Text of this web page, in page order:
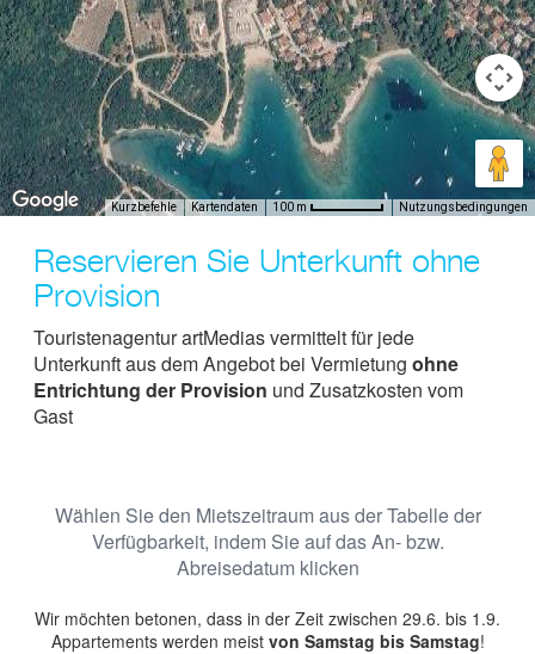
Kurzbefehle Kartendaten 100 m Nutzungsbedingungen
Reservieren Sie Unterkunft ohne
Provision
Touristenagentur artMedias vermittelt für jede
Unterkunft aus dem Angebot bei Vermietung ohne
Entrichtung der Provision und Zusatzkosten vom
Gast
Wählen Sie den Mietszeitraum aus der Tabelle der
Verfügbarkeit, indem Sie auf das An- bzw.
Abreisedatum klicken
Wir möchten betonen, dass in der Zeit zwischen 29.6. bis 1.9.
Appartements werden meist von Samstag bis Samstag!